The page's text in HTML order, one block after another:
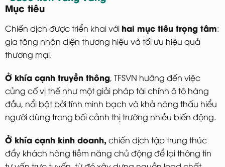
Mục tiêu
Chiến dịch được triển khai với hai mục tiêu trọng tâm:
gia tăng nhận diện thương hiệu và tối ưu hiệu quả
thương mại.
Ở khía cạnh truyền thông, TFSVN hướng đến việc
củng cố vị thế như một giải pháp tài chính ô tô hàng
đầu, nổi bật bởi tính minh bạch và khả năng thấu hiểu
người dùng trong bối cảnh thị trường nhiều biến động.
Ở khía cạnh kinh doanh, chiến dịch tập trung thúc
đẩy khách hàng tiềm năng chủ động để lại thông tin